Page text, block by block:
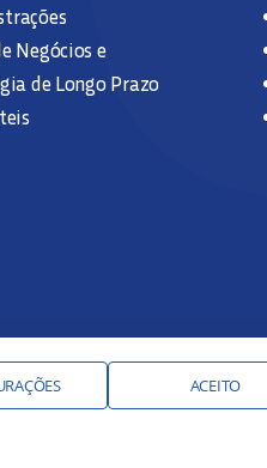
Negócios e
de Longo Prazo
ACEITO